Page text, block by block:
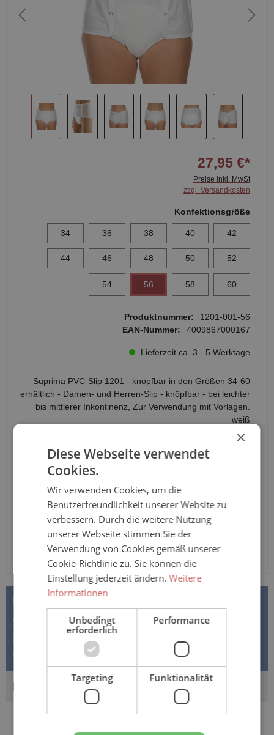
27,95 €*
Preise inkl. MwSt
zzgl. Versandkosten
Produktnummer:
1201-001-56
EAN-Nummer:
4009867000167
Lieferzeit ca. 3 - 5 Werktage
Suprima PVC-Slip 1201 - knöpfbar in den Größen 34-60
erhältlich - Damen- und Herren-Slip - knöpfbar - bei leichter
bis mittlerer Inkontinenz, Zur Verwendung mit Vorlagen.
weiß
Konfektionsgröße
34 36 38 40 42
44 46 48 50 52
54 56 58 60
BESCHREIBUNG
Suprima PVC Damen- und Herren-Slip 1201 zum
knöpfen - bei mittlerer bis schwerer Inkontinenz Der
Suprima PVC Slip 1201 ist…
BEWERTUNGEN
×
Diese Webseite verwendet
Cookies.
Wir verwenden Cookies, um die
Benutzerfreundlichkeit unserer Website zu
verbessern. Durch die weitere Nutzung
unserer Webseite stimmen Sie der
Verwendung von Cookies gemäß unserer
Cookie-Richtlinie zu. Sie können die
Einstellung jederzeit ändern.Weitere
Informationen
Unbedingt
erforderlich
Performance
Targeting Funktionalität